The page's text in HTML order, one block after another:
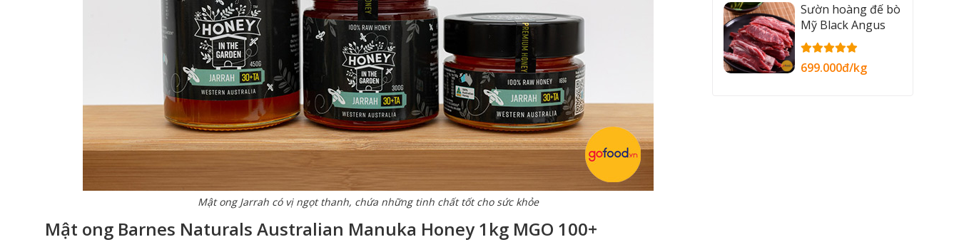
Mật ong Jarrah có vị ngọt thanh, chứa những tinh chất tốt cho sức khỏe
Mật ong Barnes Naturals Australian Manuka Honey 1kg MGO 100+
Sườn hoàng đế bò
Mỹ Black Angus
699.000đ/kg